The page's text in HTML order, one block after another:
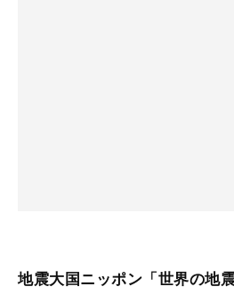
地震大国ニッポン「世界の地